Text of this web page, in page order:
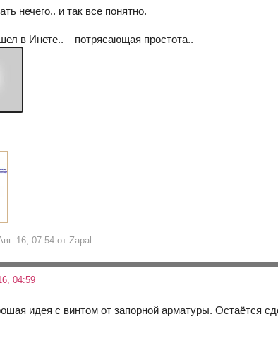
нечего.. и так все понятно.
в Инете.. потрясающая простота..
16, 07:54 от Zapal
04:59
идея с винтом от запорной арматуры. Остаётся